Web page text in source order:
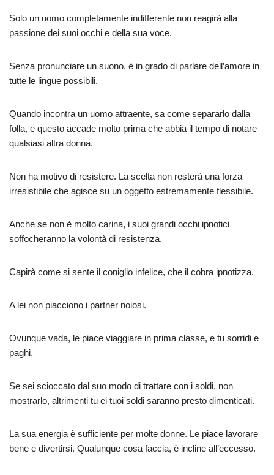
Solo un uomo completamente indifferente non reagirà alla
passione dei suoi occhi e della sua voce.
Senza pronunciare un suono, è in grado di parlare dell’amore in
tutte le lingue possibili.
Quando incontra un uomo attraente, sa come separarlo dalla
folla, e questo accade molto prima che abbia il tempo di notare
qualsiasi altra donna.
Non ha motivo di resistere. La scelta non resterà una forza
irresistibile che agisce su un oggetto estremamente flessibile.
Anche se non è molto carina, i suoi grandi occhi ipnotici
soffocheranno la volontà di resistenza.
Capirà come si sente il coniglio infelice, che il cobra ipnotizza.
A lei non piacciono i partner noiosi.
Ovunque vada, le piace viaggiare in prima classe, e tu sorridi e
paghi.
Se sei scioccato dal suo modo di trattare con i soldi, non
mostrarlo, altrimenti tu ei tuoi soldi saranno presto dimenticati.
La sua energia è sufficiente per molte donne. Le piace lavorare
bene e divertirsi. Qualunque cosa faccia, è incline all’eccesso.